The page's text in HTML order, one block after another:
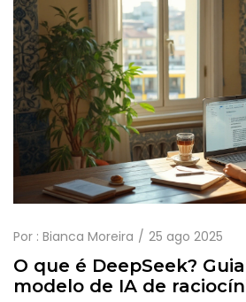
Por : Bianca Moreira 25 ago 2025
O que é DeepSeek?
modelo de IA de